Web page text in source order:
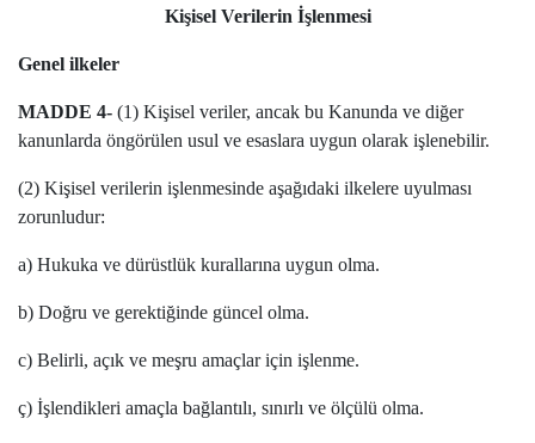
Kişisel Verilerin İşlenmesi
Genel ilkeler
MADDE 4- (1) Kişisel veriler, ancak bu Kanunda ve diğer
kanunlarda öngörülen usul ve esaslara uygun olarak işlenebilir.
(2) Kişisel verilerin işlenmesinde aşağıdaki ilkelere uyulması
zorunludur:
a) Hukuka ve dürüstlük kurallarına uygun olma.
b) Doğru ve gerektiğinde güncel olma.
c) Belirli, açık ve meşru amaçlar için işlenme.
ç) İşlendikleri amaçla bağlantılı, sınırlı ve ölçülü olma.